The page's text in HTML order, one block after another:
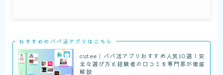
おすすめのパパ活アプリはこちら
cutee｜パパ活アプリおすすめ人気10選！安
全な選び方と経験者の口コミを専門家が徹底
解説